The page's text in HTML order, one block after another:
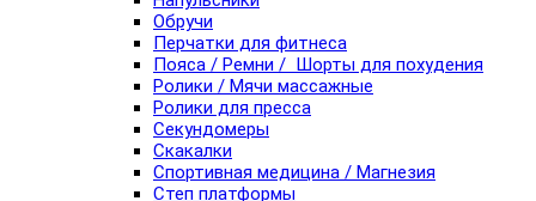
Обручи
Перчатки для фитнеса
Пояса / Ремни / Шорты для похудения
Ролики / Мячи массажные
Ролики для пресса
Секундомеры
Скакалки
Спортивная медицина / Магнезия
Степ платформы